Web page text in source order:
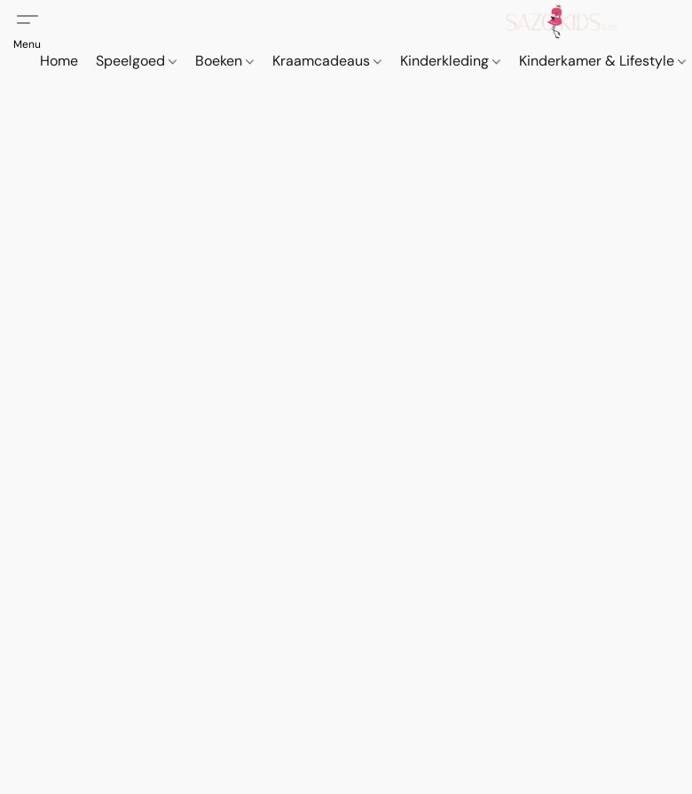
Home Speelgoed Boeken Kraamcadeaus Kinderkleding Kinderkamer & Lifestyle